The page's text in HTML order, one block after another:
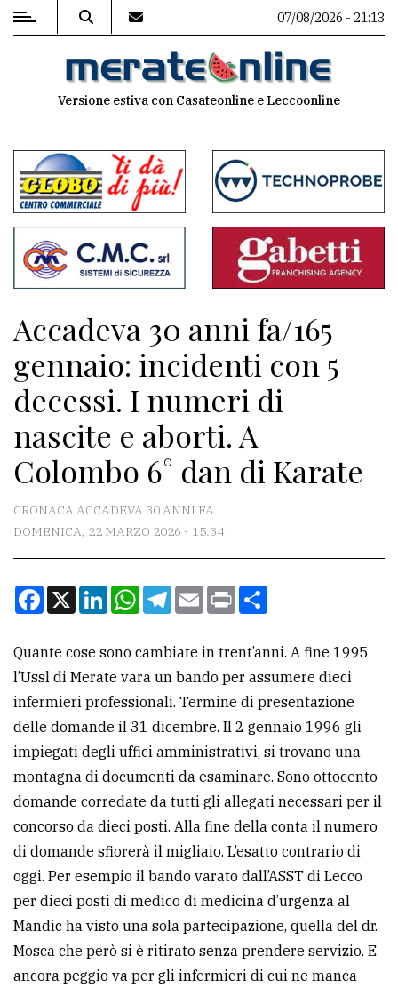
MENU
commenti
Contenuti
del
sito
Associazioni
Meteo
CONTATTI
La
Scrivici
la
pubblicità
CERCA
Cerca
comune
Ricerca
avanzata
ALTRE
TESTATE
07/08/2026 - 21:13
Versione estiva con Casateonline e Leccoonline
Accadeva 30 anni fa/165
gennaio: incidenti con 5
decessi. I numeri di
nascite e aborti. A
Colombo 6° dan di Karate
CRONACA ACCADEVA 30 ANNI FA
DOMENICA, 22 MARZO 2026 - 15:34
Facebook
X LinkedInWhatsApp
Telegram
EmailPrint
Quante cose sono cambiate in trent’anni. A fine 1995
l’Ussl di Merate vara un bando per assumere dieci
infermieri professionali. Termine di presentazione
delle domande il 31 dicembre. Il 2 gennaio 1996 gli
impiegati degli uffici amministrativi, si trovano una
montagna di documenti da esaminare. Sono ottocento
domande corredate da tutti gli allegati necessari per il
concorso da dieci posti. Alla fine della conta il numero
di domande sfiorerà il migliaio. L’esatto contrario di
oggi. Per esempio il bando varato dall’ASST di Lecco
per dieci posti di medico di medicina d’urgenza al
Mandic ha visto una sola partecipazione, quella del dr.
Mosca che però si è ritirato senza prendere servizio. E
ancora peggio va per gli infermieri di cui ne manca